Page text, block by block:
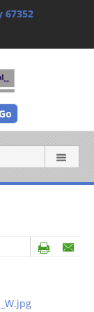
67352